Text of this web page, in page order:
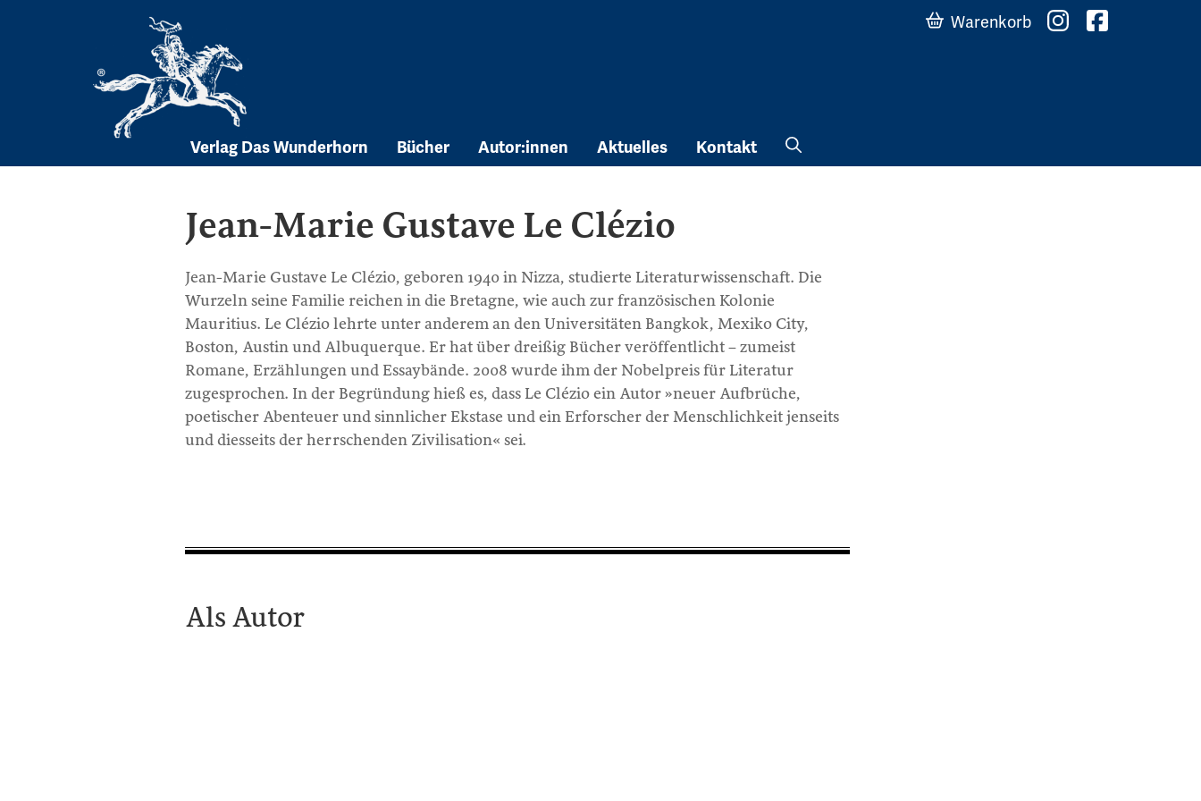
Verlag Das Wunderhorn Bücher Autor:innen Aktuelles Kontakt
Warenkorb
Jean-Marie Gustave Le Clézio
Jean-Marie Gustave Le Clézio, geboren 1940 in Nizza, studierte Literaturwissenschaft. Die
Wurzeln seine Familie reichen in die Bretagne, wie auch zur französischen Kolonie
Mauritius. Le Clézio lehrte unter anderem an den Universitäten Bangkok, Mexiko City,
Boston, Austin und Albuquerque. Er hat über dreißig Bücher veröffentlicht – zumeist
Romane, Erzählungen und Essaybände. 2008 wurde ihm der Nobelpreis für Literatur
zugesprochen. In der Begründung hieß es, dass Le Clézio ein Autor »neuer Aufbrüche,
poetischer Abenteuer und sinnlicher Ekstase und ein Erforscher der Menschlichkeit jenseits
und diesseits der herrschenden Zivilisation« sei.
Als Autor